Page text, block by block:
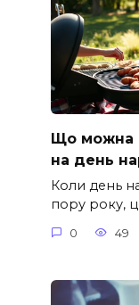
Що можна
на день
Коли день
пору року,
0 49